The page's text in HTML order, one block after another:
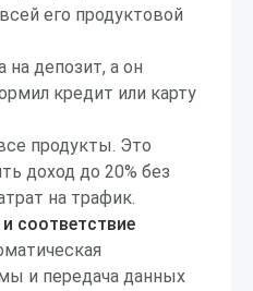
его продуктовой
на депозит, а он
кредит или карту
продукты. Это
доход до 20% без
на трафик.
соответствие
и передача данных